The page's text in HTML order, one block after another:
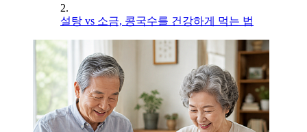
2.
설탕 vs 소금, 콩국수를 건강하게 먹는 법